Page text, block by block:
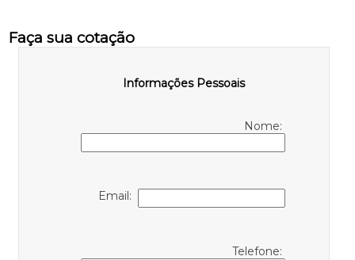
Faça sua cotação
Informações Pessoais
Nome:
Email:
Telefone: